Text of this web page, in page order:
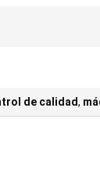
de calidad,